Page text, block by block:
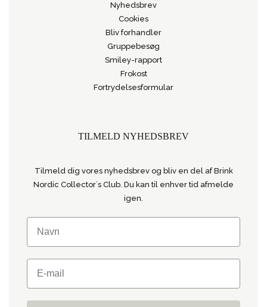
Nyhedsbrev
Cookies
Bliv forhandler
Gruppebesøg
Smiley-rapport
Frokost
Fortrydelsesformular
TILMELD NYHEDSBREV
Tilmeld dig vores nyhedsbrev og bliv en del af Brink
Nordic Collector´s Club. Du kan til enhver tid afmelde
igen.